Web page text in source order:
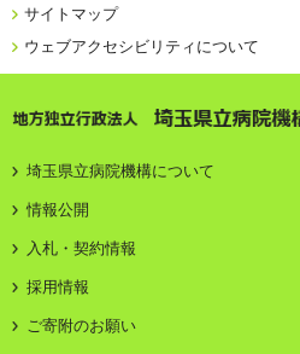
サイトマップ
ウェブアクセシビリティについて
地方独立行政法人 埼玉県立病院機構
埼玉県立病院機構について
情報公開
入札・契約情報
採用情報
ご寄附のお願い